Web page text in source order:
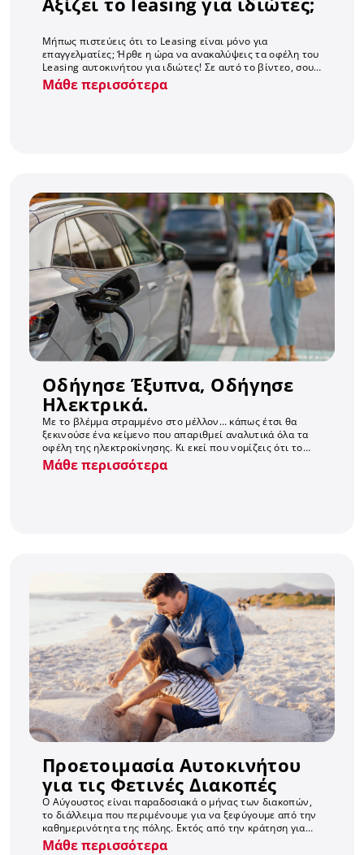
Μήπως πιστεύεις ότι το Leasing είναι μόνο για
επαγγελματίες; Ήρθε η ώρα να ανακαλύψεις τα οφέλη του
Leasing αυτοκινήτου για ιδιώτες! Σε αυτό το βίντεο, σου
λύνουμε κάθε απορία… The Avis way!
Μάθε περισσότερα
Οδήγησε Έξυπνα, Οδήγησε
Ηλεκτρικά.
Με το βλέμμα στραμμένο στο μέλλον… κάπως έτσι θα
ξεκινούσε ένα κείμενο που απαριθμεί αναλυτικά όλα τα
οφέλη της ηλεκτροκίνησης. Κι εκεί που νομίζεις ότι το
ηλεκτρικό είναι το αυτοκίνητο του μέλλοντος,...
Μάθε περισσότερα
Προετοιμασία Αυτοκινήτου
για τις Φετινές Διακοπές
Ο Αύγουστος είναι παραδοσιακά ο μήνας των διακοπών,
το διάλλειμα που περιμένουμε για να ξεφύγουμε από την
καθημερινότητα της πόλης. Εκτός από την κράτηση για
διαμονή, τα ακτοπλοϊκά εισιτήρια και τις...
Μάθε περισσότερα